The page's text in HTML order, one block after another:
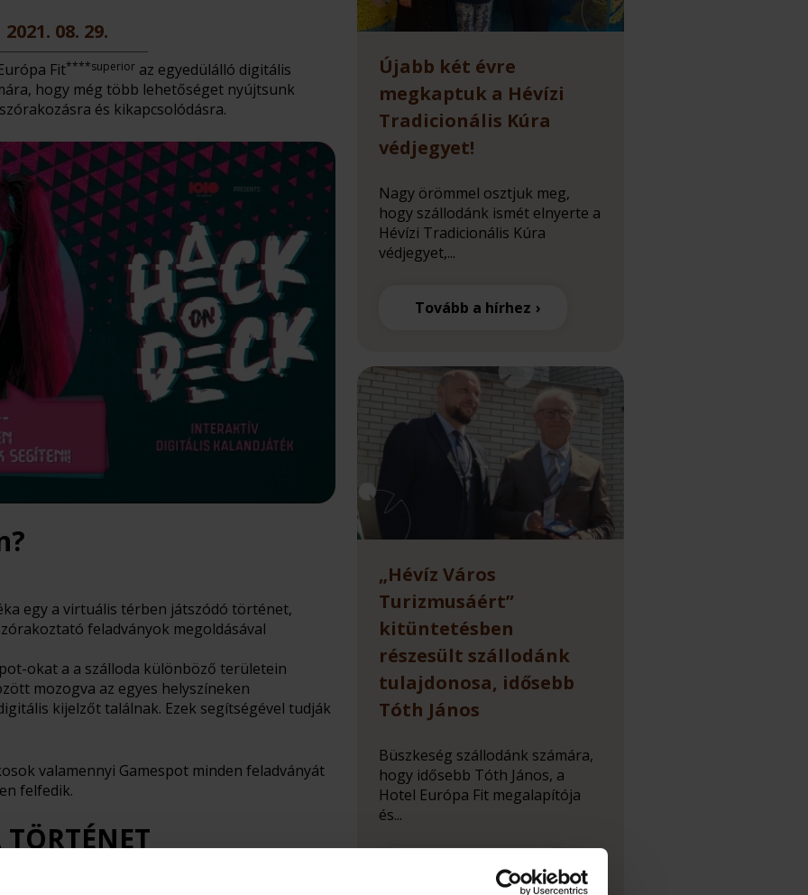
2021. 08. 29.
Fit****superioraz egyedülálló digitális
hogy még több lehetőséget nyújtsunk
és kikapcsolódásra.
egy a virtuális térben játszódó történet,
feladványok megoldásával
okat a a szálloda különböző területein
mozogva az egyes helyszíneken
kijelzőt találnak. Ezek segítségével tudják
valamennyi Gamespot minden feladványát
felfedik.
Újabb két évre
megkaptuk a Hévízi
Tradicionális Kúra
védjegyet!
Nagy örömmel osztjuk meg,
hogy szállodánk ismét elnyerte a
Hévízi Tradicionális Kúra
védjegyet,...
Tovább a hírhez
„Hévíz Város
Turizmusáért”
kitüntetésben
részesült szállodánk
tulajdonosa, idősebb
Tóth János
Büszkeség szállodánk számára,
hogy idősebb Tóth János, a
Hotel Európa Fit megalapítója
és...
Tovább a hírhez